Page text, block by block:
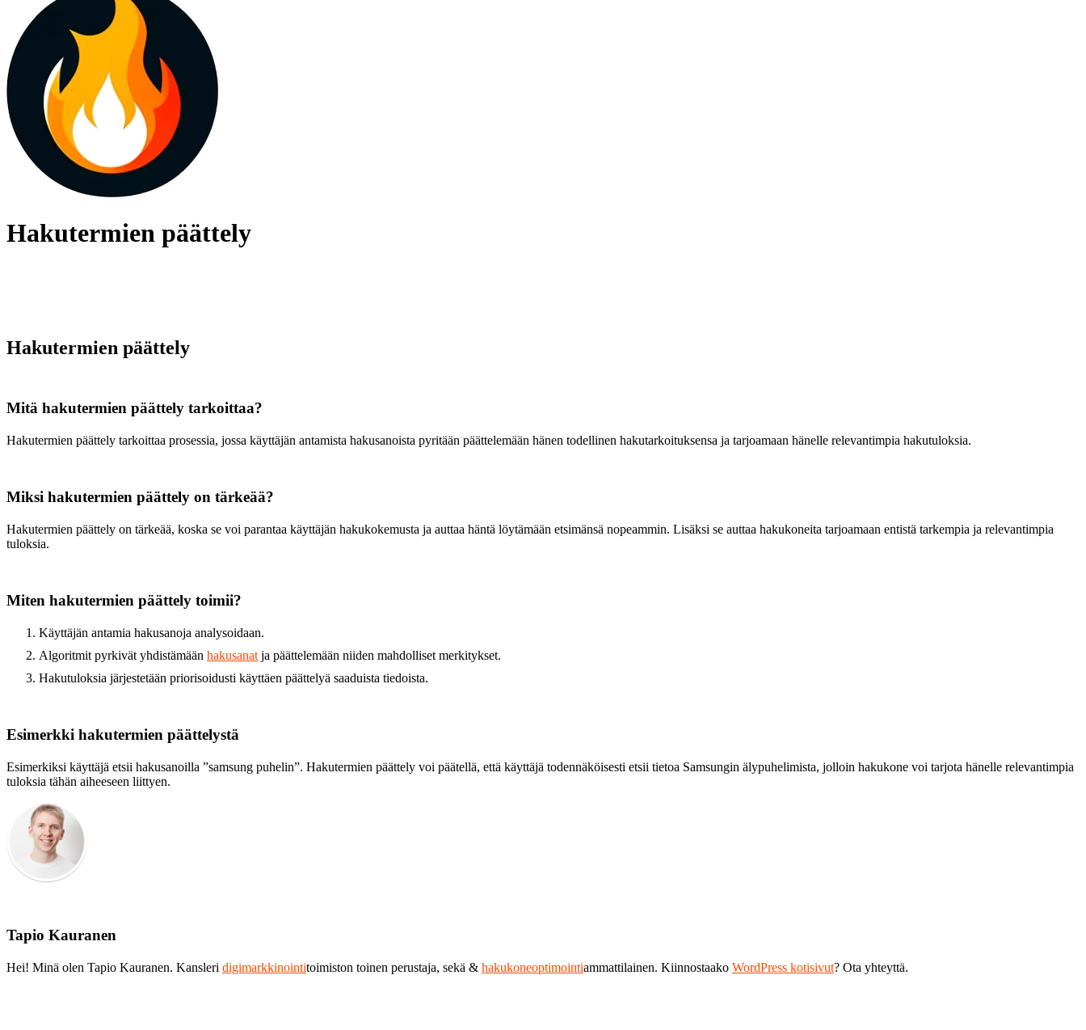
Hakutermien päättely
Hakutermien päättely
Mitä hakutermien päättely tarkoittaa?
Hakutermien päättely tarkoittaa prosessia, jossa käyttäjän antamista hakusanoista pyritään päättelemään hänen todellinen hakutarkoituksensa ja tarjoamaan hänelle relevantimpia hakutuloksia.
Miksi hakutermien päättely on tärkeää?
Hakutermien päättely on tärkeää, koska se voi parantaa käyttäjän hakukokemusta ja auttaa häntä löytämään etsimänsä nopeammin. Lisäksi se auttaa hakukoneita tarjoamaan entistä tarkempia ja relevantimpia
tuloksia.
Miten hakutermien päättely toimii?
Käyttäjän antamia hakusanoja analysoidaan.
Algoritmit pyrkivät yhdistämään hakusanat ja päättelemään niiden mahdolliset merkitykset.
Hakutuloksia järjestetään priorisoidusti käyttäen päättelyä saaduista tiedoista.
Esimerkki hakutermien päättelystä
Esimerkiksi käyttäjä etsii hakusanoilla ”samsung puhelin”. Hakutermien päättely voi päätellä, että käyttäjä todennäköisesti etsii tietoa Samsungin älypuhelimista, jolloin hakukone voi tarjota hänelle relevantimpia
tuloksia tähän aiheeseen liittyen.
Tapio Kauranen
Hei! Minä olen Tapio Kauranen. Kansleri digimarkkinointitoimiston toinen perustaja, sekä & hakukoneoptimointiammattilainen. Kiinnostaako WordPress kotisivut? Ota yhteyttä.